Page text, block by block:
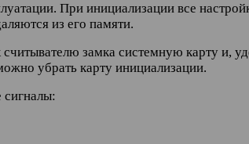
При инициализации все
из его памяти.
замка системную карту и,
убрать карту инициализации.
сигналы: